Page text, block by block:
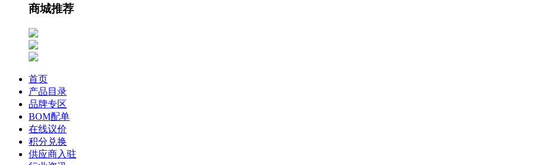
商城推荐
首页
产品目录
品牌专区
BOM配单
在线议价
积分兑换
供应商入驻